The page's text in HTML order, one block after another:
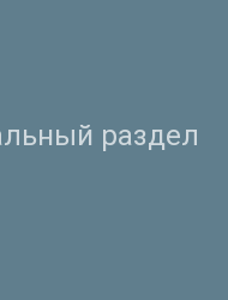
раздел